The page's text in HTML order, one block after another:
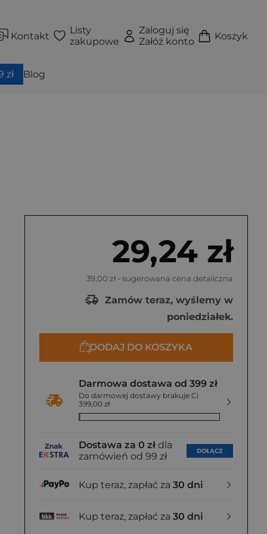
Kontakt
Listy
zakupowe
Zaloguj się
Załóż konto
Koszyk
zł Blog
29,24 zł
39,00 zł - sugerowana cena detaliczna
Zamów teraz, wyślemy w
poniedziałek.
DODAJ DO KOSZYKA
Darmowa dostawa od 399 zł
Do darmowej dostawy brakuje Ci
399,00 zł
Dostawa za 0 zł dla
zamówień od 99 zł
DOŁĄCZ
Kup teraz, zapłać za 30 dni
Kup teraz, zapłać za 30 dni